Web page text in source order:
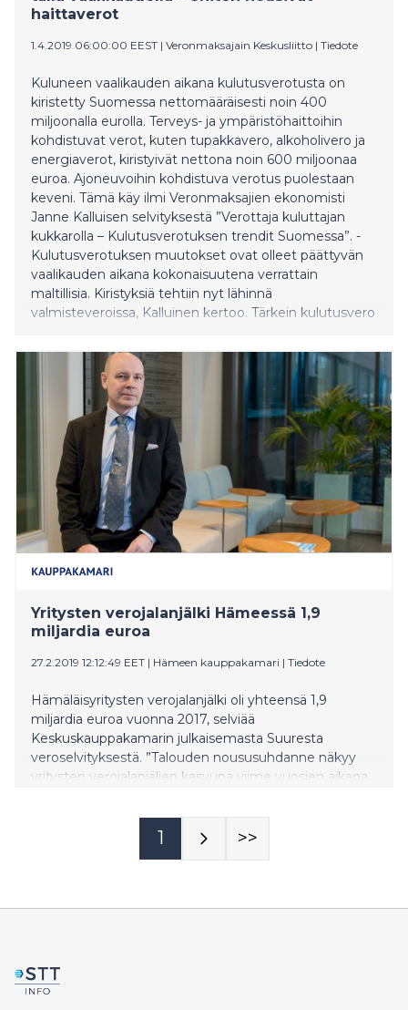
haittaverot
1.4.2019 06:00:00 EEST | Veronmaksajain Keskusliitto | Tiedote
Kuluneen vaalikauden aikana kulutusverotusta on
kiristetty Suomessa nettomääräisesti noin 400
miljoonalla eurolla. Terveys- ja ympäristöhaittoihin
kohdistuvat verot, kuten tupakkavero, alkoholivero ja
energiaverot, kiristyivät nettona noin 600 miljoonaa
euroa. Ajoneuvoihin kohdistuva verotus puolestaan
keveni. Tämä käy ilmi Veronmaksajien ekonomisti
Janne Kalluisen selvityksestä ”Verottaja kuluttajan
kukkarolla – Kulutusverotuksen trendit Suomessa”. -
Kulutusverotuksen muutokset ovat olleet päättyvän
vaalikauden aikana kokonaisuutena verrattain
maltillisia. Kiristyksiä tehtiin nyt lähinnä
valmisteveroissa, Kalluinen kertoo. Tärkein kulutusvero
kaikkien kulutusverojen tuotosta.
Arvonlisäverokantoihin ei tällä vaalikaudella tehty
muutoksia. Keskeisimpiä terveys- ja
ympäristöhaittoihin kohdistuvia valmisteveroja
Suomessa ovat energiaverot sekä tupakka- ja
alkoholivero. Esimerkiksi bensiinilitran hinnasta noin
kaksi kolmannesta on veroa.
Yritysten verojalanjälki Hämeessä 1,9
miljardia euroa
27.2.2019 12:12:49 EET | Hämeen kauppakamari | Tiedote
Hämäläisyritysten verojalanjälki oli yhteensä 1,9
miljardia euroa vuonna 2017, selviää
Keskuskauppakamarin julkaisemasta Suuresta
veroselvityksestä. ”Talouden noususuhdanne näkyy
yritysten verojalanjäljen kasvuna viime vuosien aikana.
työnantajina ja palkanmaksajina”, kertoo Hämeen
kauppakamarin toimitusjohtaja Jussi Eerikäinen.
1 >>